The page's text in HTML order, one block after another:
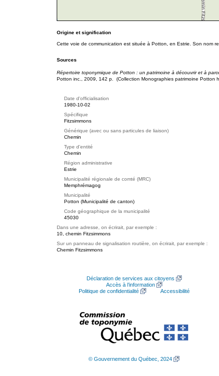
Origine et signification
Cette voie de communication est située à Potton, en Estrie. Son nom
Sources
Répertoire toponymique de Potton : un patrimoine à découvrir et à
Potton inc., 2009, 142 p. (Collection Monographies patrimoine Potton
Date d'officialisation
1980-10-02
Spécifique
Fitzsimmons
Générique (avec ou sans particules de liaison)
Chemin
Type d'entité
Chemin
Région administrative
Estrie
Municipalité régionale de comté (MRC)
Memphrémagog
Municipalité
Potton (Municipalité de canton)
Code géographique de la municipalité
45030
Dans une adresse, on écrirait, par exemple :
10, chemin Fitzsimmons
Sur un panneau de signalisation routière, on écrirait, par exemple :
Chemin Fitzsimmons
Déclaration de services aux citoyens
Accès à l’information
Politique de confidentialité
Accessibilité
© Gouvernement du Québec, 2024